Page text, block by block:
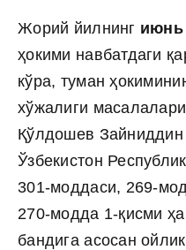
Жорий йилнинг июнь
ҳокими навбатдаги
кўра, туман
хўжалиги
Қўлдошев Зайниддин
Ўзбекистон
301-моддаси, 269-
270-модда 1-қисми
бандига асосан